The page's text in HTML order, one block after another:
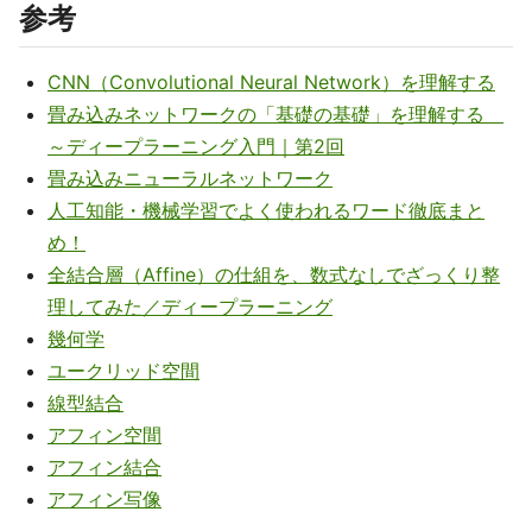
参考
CNN（Convolutional Neural Network）を理解する
畳み込みネットワークの「基礎の基礎」を理解する
～ディープラーニング入門｜第2回
畳み込みニューラルネットワーク
人工知能・機械学習でよく使われるワード徹底まと
め！
全結合層（Affine）の仕組を、数式なしでざっくり整
理してみた／ディープラーニング
幾何学
ユークリッド空間
線型結合
アフィン空間
アフィン結合
アフィン写像